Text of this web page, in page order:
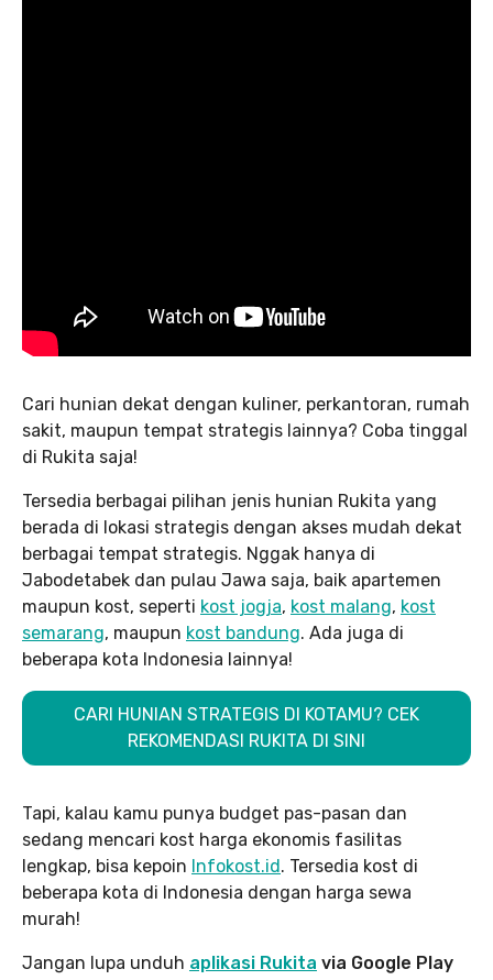
Cari hunian dekat dengan kuliner, perkantoran, rumah
sakit, maupun tempat strategis lainnya? Coba tinggal
di Rukita saja!
Tersedia berbagai pilihan jenis hunian Rukita yang
berada di lokasi strategis dengan akses mudah dekat
berbagai tempat strategis. Nggak hanya di
Jabodetabek dan pulau Jawa saja, baik apartemen
maupun kost, seperti kost jogja, kost malang, kost
semarang, maupun kost bandung. Ada juga di
beberapa kota Indonesia lainnya!
CARI HUNIAN STRATEGIS DI KOTAMU? CEK
REKOMENDASI RUKITA DI SINI
Tapi, kalau kamu punya budget pas-pasan dan
sedang mencari kost harga ekonomis fasilitas
lengkap, bisa kepoin Infokost.id. Tersedia kost di
beberapa kota di Indonesia dengan harga sewa
murah!
Jangan lupa unduh aplikasi Rukita via Google Play